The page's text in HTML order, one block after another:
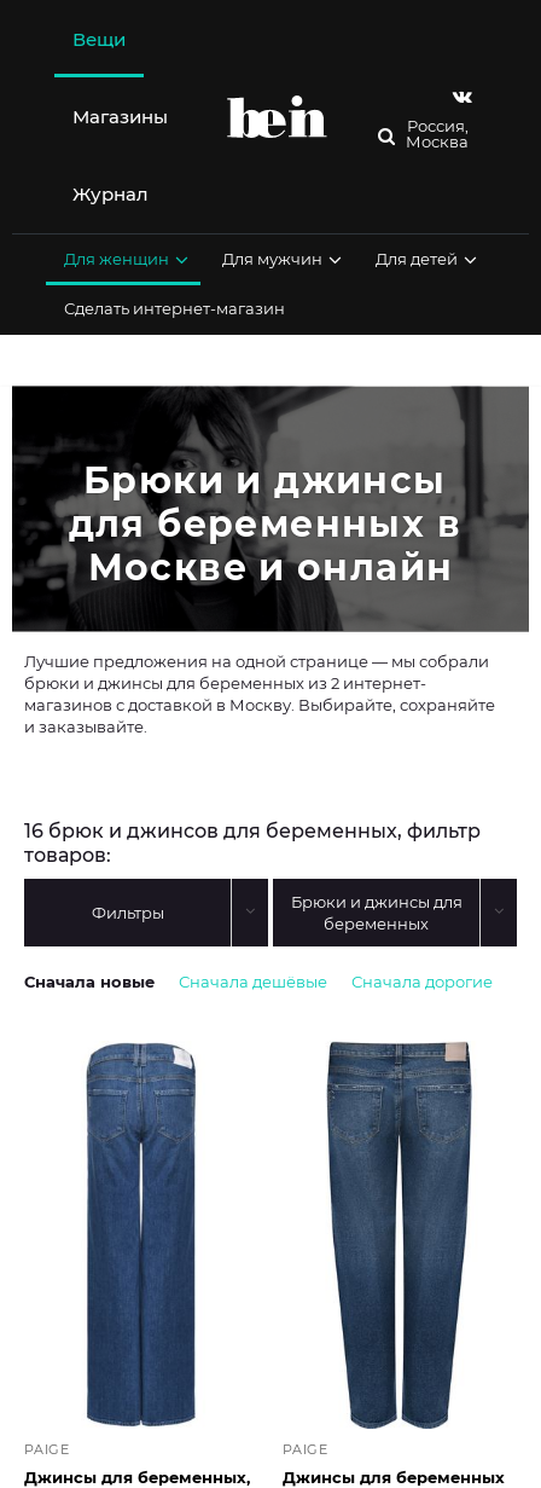
содержимому
Вещи
Магазины
Журнал
Россия,
Москва
Для женщин Для мужчин Для детей
Сделать интернет-магазин
Брюки и джинсы
для беременных в
Москве и онлайн
Лучшие предложения на одной странице — мы собрали
брюки и джинсы для беременных из 2 интернет-
магазинов с доставкой в Москву. Выбирайте, сохраняйте
и заказывайте.
16 брюк и джинсов для беременных, фильтр
товаров:
Фильтры
Брюки и джинсы для
беременных
Сначала новые Сначала дешёвые Сначала дорогие
PAIGE
Джинсы для беременных,
PAIGE
Джинсы для беременных